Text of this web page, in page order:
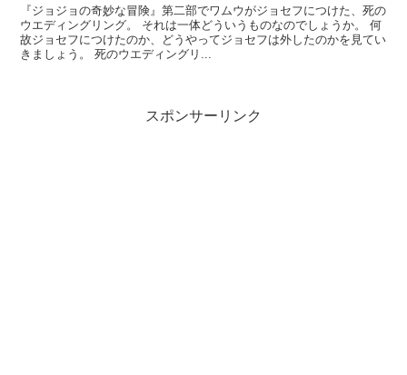
『ジョジョの奇妙な冒険』第二部でワムウがジョセフにつけた、死の
ウエディングリング。 それは一体どういうものなのでしょうか。 何
故ジョセフにつけたのか、どうやってジョセフは外したのかを見てい
きましょう。 死のウエディングリ...
スポンサーリンク